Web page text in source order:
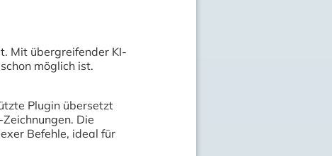
Mit übergreifender KI-
möglich ist.
Plugin übersetzt
Die
Befehle, ideal für